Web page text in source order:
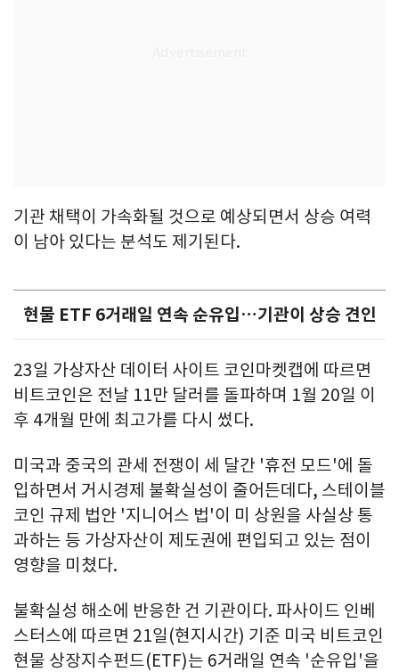
기관 채택이 가속화될 것으로 예상되면서 상승 여력
이 남아 있다는 분석도 제기된다.
현물 ETF 6거래일 연속 순유입…기관이 상승 견인
23일 가상자산 데이터 사이트 코인마켓캡에 따르면
비트코인은 전날 11만 달러를 돌파하며 1월 20일 이
후 4개월 만에 최고가를 다시 썼다.
미국과 중국의 관세 전쟁이 세 달간 '휴전 모드'에 돌
입하면서 거시경제 불확실성이 줄어든데다, 스테이블
코인 규제 법안 '지니어스 법'이 미 상원을 사실상 통
과하는 등 가상자산이 제도권에 편입되고 있는 점이
영향을 미쳤다.
불확실성 해소에 반응한 건 기관이다. 파사이드 인베
스터스에 따르면 21일(현지시간) 기준 미국 비트코인
현물 상장지수펀드(ETF)는 6거래일 연속 '순유입'을